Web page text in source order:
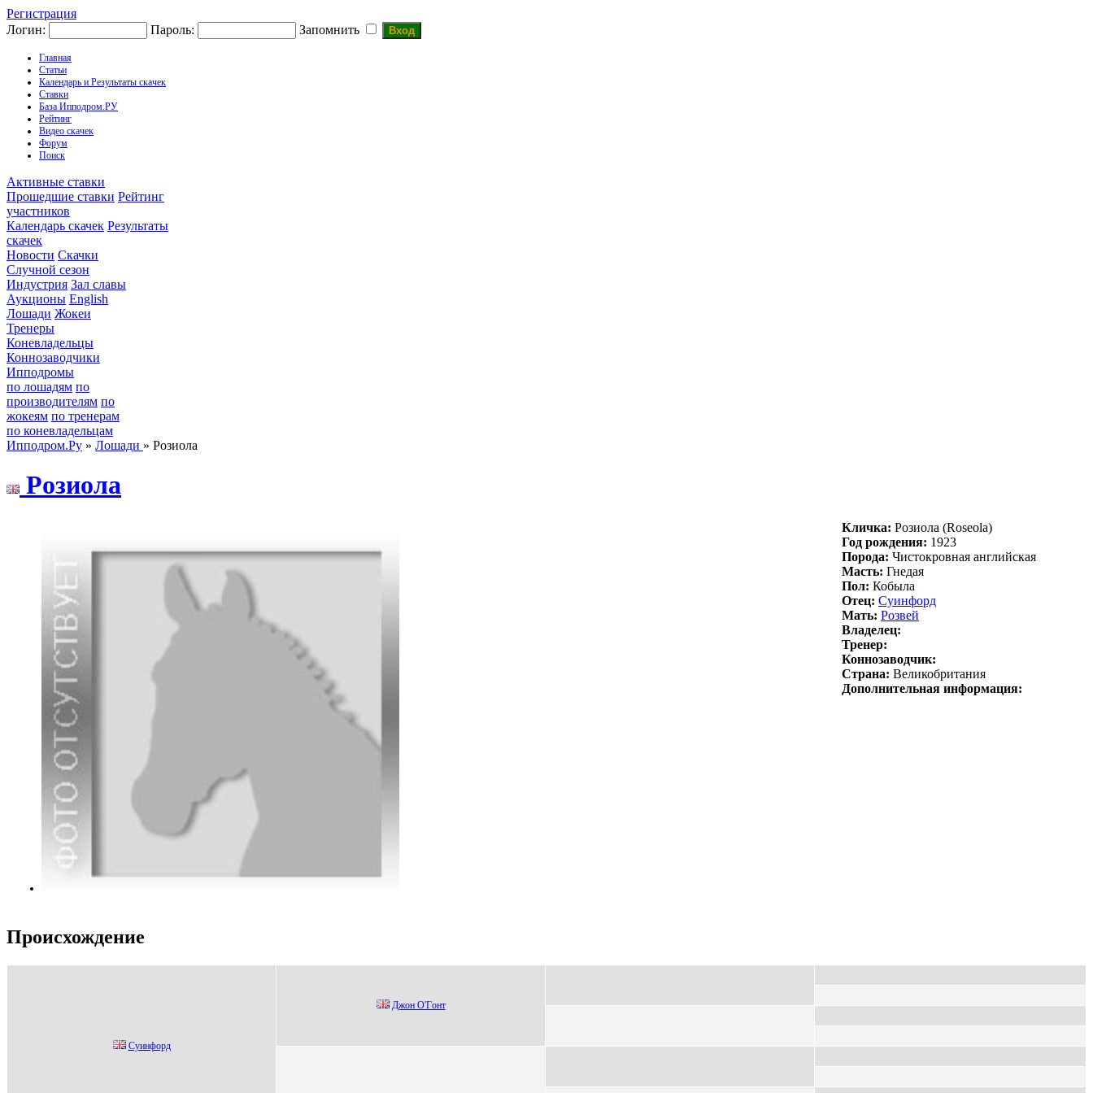
Регистрация
Логин:
Пароль: Запомнить
Главная
Статьи
Календарь и Результаты скачек
Ставки
База Ипподром.РУ
Рейтинг
Видео скачек
Форум
Поиск
Активные ставки
Прошедшие ставки Рейтинг
участников
Календарь скачек Результаты
скачек
Новости Скачки
Случной сезон
Индустрия Зал славы
Аукционы English
Лошади Жокеи
Тренеры
Коневладельцы
Коннозаводчики
Ипподромы
по лошадям по
производителям по
жокеям по тренерам
по коневладельцам
Ипподром.Ру » Лошади » Розиола
Poзиoла
Кличка: Poзиoла (Roseola)
Год рождения: 1923
Порода: Чистокровная английская
Масть: Гнедая
Пол: Кобыла
Отец: Cуинфорд
Мать: Рoзвей
Владелец:
Тренер:
Коннозаводчик:
Страна: Великобритания
Дополнительная информация:
Происхождение
Cуинфорд
Джoн O'Гoнт